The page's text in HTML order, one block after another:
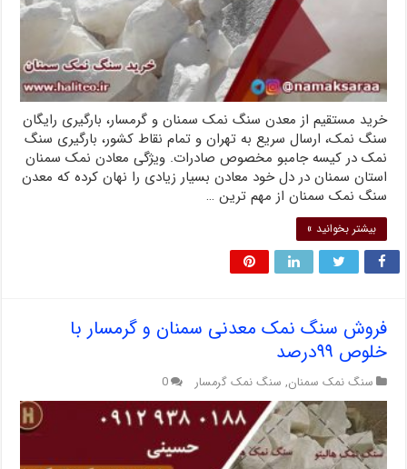
خرید مستقیم از معدن سنگ نمک سمنان و گرمسار، بارگیری رایگان
سنگ نمک، ارسال سریع به تهران و تمام نقاط کشور، بارگیری سنگ
نمک در کیسه جامبو مخصوص صادرات. ویژگی معادن نمک سمنان
استان سمنان در دل خود معادن بسیار زیادی را نهان کرده که معدن
سنگ نمک سمنان از مهم ترین …
بیشتر بخوانید »
فروش سنگ نمک معدنی سمنان و گرمسار با
خلوص ۹۹درصد
سنگ نمک سمنان, سنگ نمک گرمسار 0